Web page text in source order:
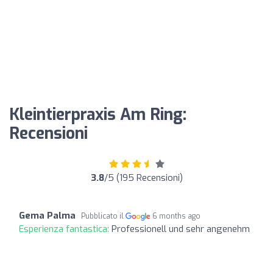
Kleintierpraxis Am Ring:
Recensioni
3.8/5 (195 Recensioni)
Gema Palma Pubblicato il 6 months ago
Esperienza fantastica: Professionell und sehr angenehm